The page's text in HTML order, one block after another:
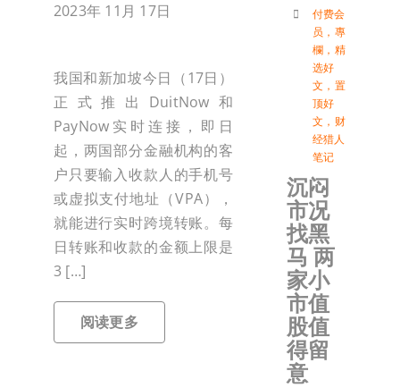
2023年 11月 17日
我国和新加坡今日（17日）
正式推出DuitNow和
PayNow实时连接，即日
起，两国部分金融机构的客
户只要输入收款人的手机号
或虚拟支付地址（VPA），
就能进行实时跨境转账。每
日转账和收款的金额上限是
3 […]
阅读更多
付费会
员 ， 專
欄 ， 精
选好
文 ， 置
顶好
文 ， 财
经猎人
笔记
沉闷
市况
找黑
马 两
家小
市值
股值
得留
意